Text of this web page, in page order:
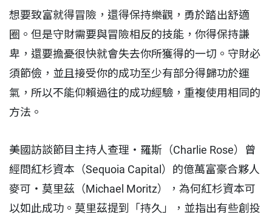
想要致富就得冒險，還得保持樂觀，勇於踏出舒適
圈。但是守財需要與冒險相反的技能，你得保持謙
卑，還要擔憂很快就會失去你所獲得的一切。守財必
須節儉，並且接受你的成功至少有部分得歸功於運
氣，所以不能仰賴過往的成功經驗，重複使用相同的
方法。
美國訪談節目主持人查理・羅斯（Charlie Rose）曾
經問紅杉資本（Sequoia Capital）的億萬富豪合夥人
麥可・莫里茲（Michael Moritz），為何紅杉資本可
以如此成功。莫里茲提到「持久」，並指出有些創投